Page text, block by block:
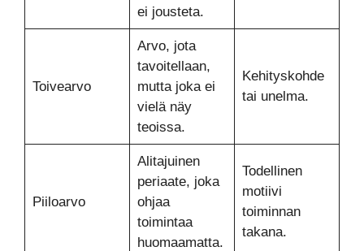
ei jousteta.
Toivearvo
Arvo, jota
tavoitellaan,
mutta joka ei
vielä näy
teoissa.
Kehityskohde
tai unelma.
Piiloarvo
Alitajuinen
periaate, joka
ohjaa
toimintaa
huomaamatta.
Todellinen
motiivi
toiminnan
takana.